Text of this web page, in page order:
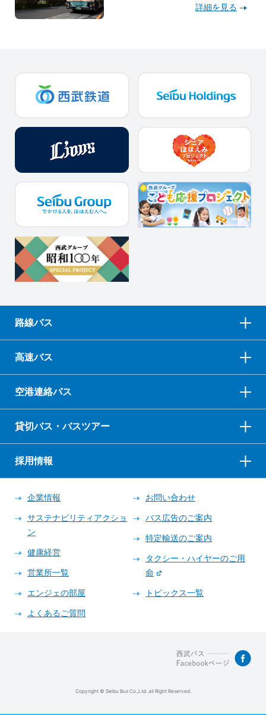
詳細を見る
路線バス
高速バス
空港連絡バス
貸切バス・バスツアー
採用情報
企業情報
サステナビリティアクショ
ン
健康経営
営業所一覧
エンジェの部屋
よくあるご質問
お問い合わせ
バス広告のご案内
特定輸送のご案内
タクシー・ハイヤーのご用
命
トピックス一覧
Copyright © Seibu Bus Co.,Ltd. all Right Reserved.